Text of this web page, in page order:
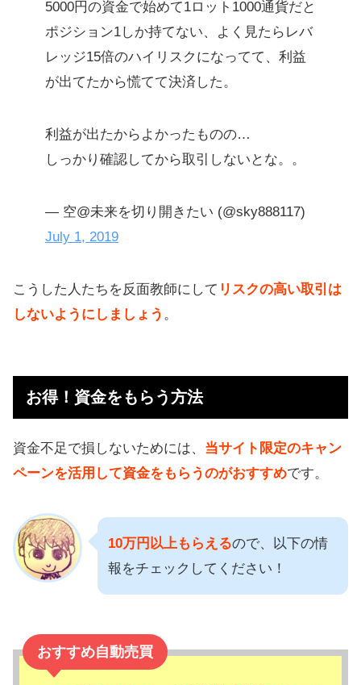
5000円の資金で始めて1ロット1000通貨だと
ポジション1しか持てない、よく見たらレバ
レッジ15倍のハイリスクになってて、利益
が出てたから慌てて決済した。
利益が出たからよかったものの…
しっかり確認してから取引しないとな。。
— 空@未来を切り開きたい (@sky888117)
July 1, 2019
こうした人たちを反面教師にして リスクの高い取引は
しないようにしましょう 。
お得！資金をもらう方法
資金不足で損しないためには、 当サイト限定のキャン
ペーンを活用して資金をもらうのがおすすめです。
10万円以上もらえるので、以下の情
報をチェックしてください！
おすすめ自動売買